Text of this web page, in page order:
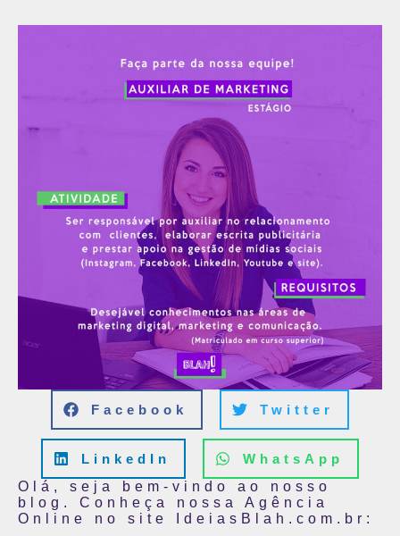
Facebook Twitter
LinkedIn
WhatsApp
Olá, seja bem-vindo ao nosso
blog. Conheça nossa Agência
Online no site IdeiasBlah.com.br: